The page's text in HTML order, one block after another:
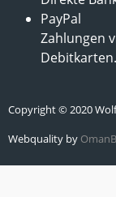
PayPal
Zahlungen
Debitkarten.
Copyright © 2020
Webquality by